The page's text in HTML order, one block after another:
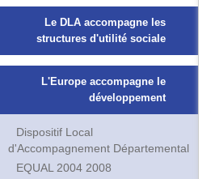
Le DLA accompagne les
structures d'utilité sociale
L'Europe accompagne le
développement
Dispositif Local
d'Accompagnement Départemental
EQUAL 2004 2008